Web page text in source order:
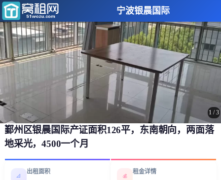
宁波银晨国际
1 /3
鄞州区银晨国际产证面积126平，东南朝向，两面落
地采光，4500一个月
📐
出租面积
💰
租金详情